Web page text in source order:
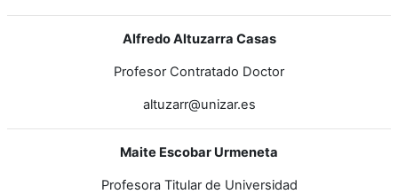
Alfredo Altuzarra Casas
Profesor Contratado Doctor
altuzarr@unizar.es
Maite Escobar Urmeneta
Profesora Titular de Universidad